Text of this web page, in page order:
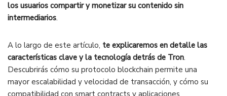
los usuarios compartir y monetizar su contenido sin
intermediarios.
A lo largo de este artículo, te explicaremos en detalle las
características clave y la tecnología detrás de Tron.
Descubrirás cómo su protocolo blockchain permite una
mayor escalabilidad y velocidad de transacción, y cómo su